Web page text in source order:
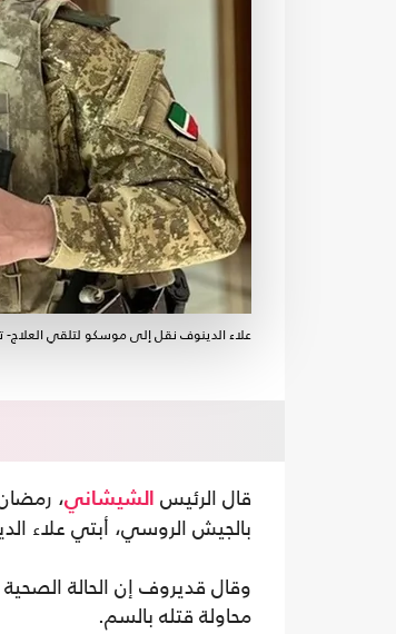
علاء الدينوف نقل إلى موسكو لتلقي العلاج-
قال الرئيس الشيشاني،
بالجيش الروسي، أبتي علاء
وقال قديروف إن الحالة
محاولة قتله بالسم.